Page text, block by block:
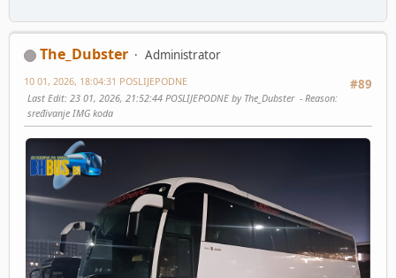
The_Dubster
Administrator
#89
10 01, 2026, 18:04:31 POSLIJEPODNE
Last Edit: 23 01, 2026, 21:52:44 POSLIJEPODNE by The_Dubster Reason:
sređivanje IMG koda